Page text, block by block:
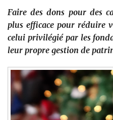
Faire des dons pour des
plus efficace pour réduire
celui privilégié par les
leur propre gestion de